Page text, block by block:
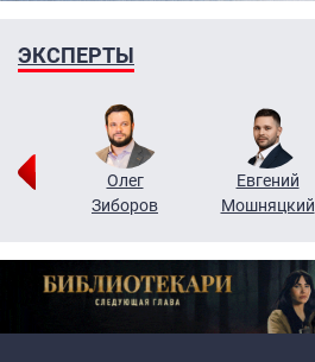
ЭКСПЕРТЫ
Олег
Зиборов
Евгений
Мошняцкий